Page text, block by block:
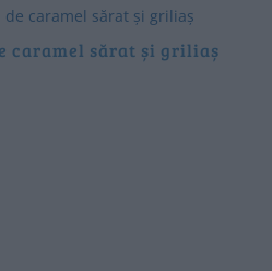
caramel sărat și griliaș